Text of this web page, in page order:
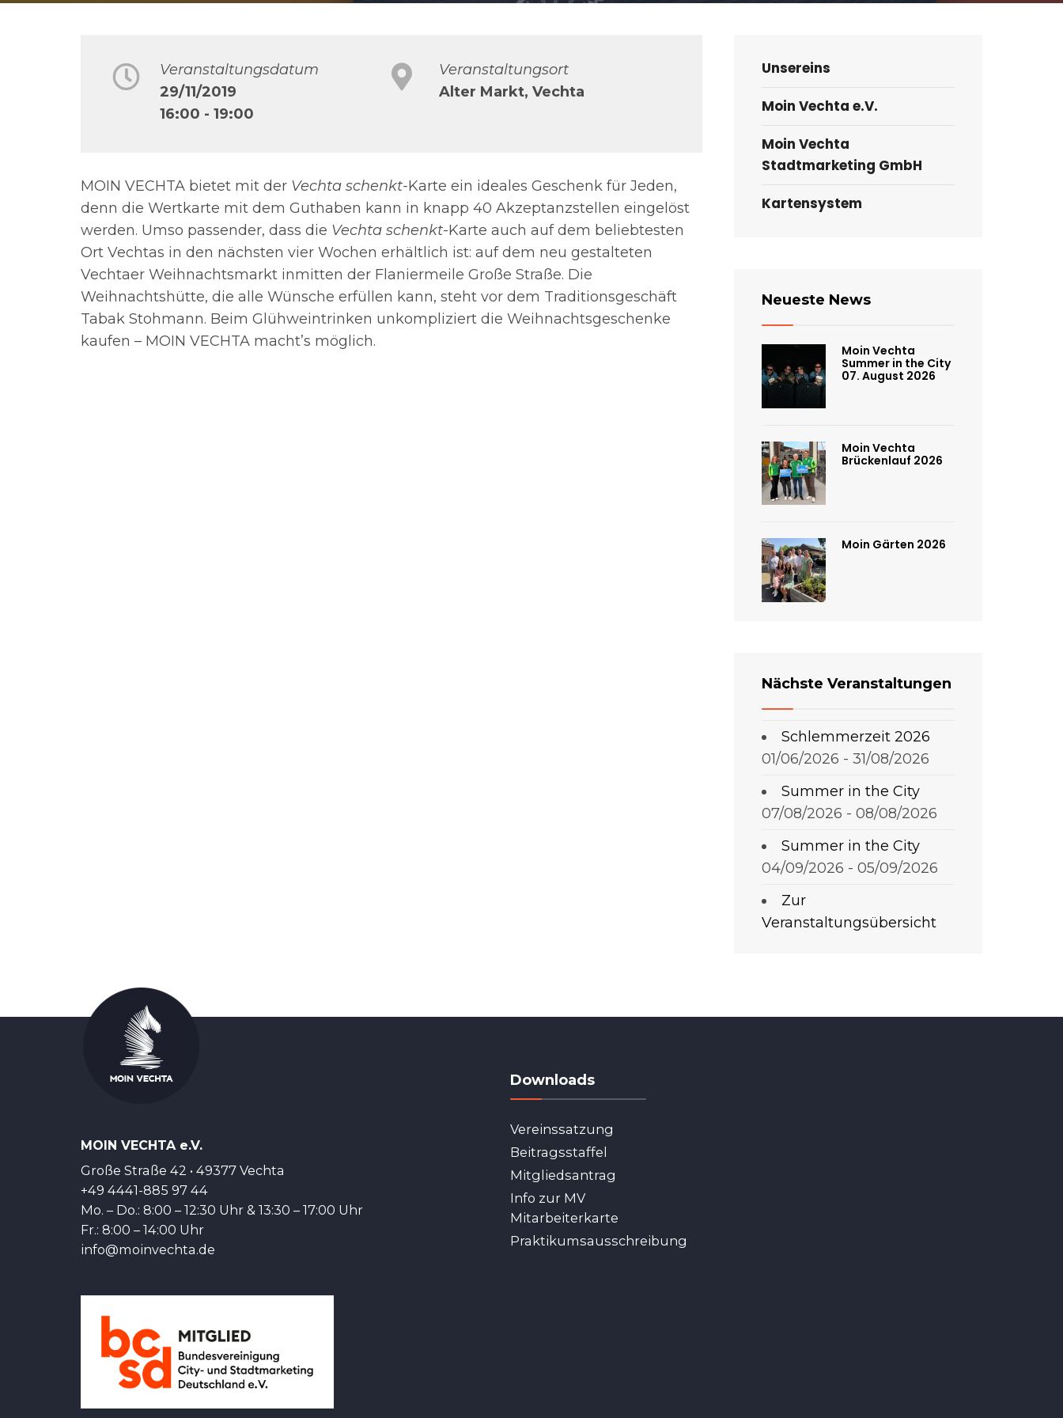
Veranstaltungsdatum
29/11/2019
16:00 - 19:00
Veranstaltungsort
Alter Markt, Vechta
MOIN VECHTA bietet mit der Vechta schenkt-Karte ein ideales Geschenk für Jeden,
denn die Wertkarte mit dem Guthaben kann in knapp 40 Akzeptanzstellen eingelöst
werden. Umso passender, dass die Vechta schenkt-Karte auch auf dem beliebtesten
Ort Vechtas in den nächsten vier Wochen erhältlich ist: auf dem neu gestalteten
Vechtaer Weihnachtsmarkt inmitten der Flaniermeile Große Straße. Die
Weihnachtshütte, die alle Wünsche erfüllen kann, steht vor dem Traditionsgeschäft
Tabak Stohmann. Beim Glühweintrinken unkompliziert die Weihnachtsgeschenke
kaufen – MOIN VECHTA macht’s möglich.
Unsereins
Moin Vechta e.V.
Moin Vechta
Stadtmarketing GmbH
Kartensystem
Neueste News
Moin Vechta
Summer in the City
07. August 2026
Moin Vechta
Brückenlauf 2026
Moin Gärten 2026
Nächste Veranstaltungen
Schlemmerzeit 2026
01/06/2026 - 31/08/2026
Summer in the City
07/08/2026 - 08/08/2026
Summer in the City
04/09/2026 - 05/09/2026
Zur
Veranstaltungsübersicht
MOIN VECHTA e.V.
Große Straße 42 • 49377 Vechta
+49 4441-885 97 44
Mo. – Do.: 8:00 – 12:30 Uhr & 13:30 – 17:00 Uhr
Fr.: 8:00 – 14:00 Uhr
info@moinvechta.de
Downloads
Vereinssatzung
Beitragsstaffel
Mitgliedsantrag
Info zur MV
Mitarbeiterkarte
Praktikumsausschreibung